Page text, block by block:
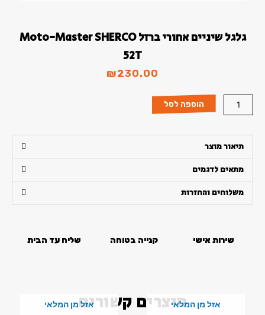
לאפס
כל
האפשרויות
cached
גלגל שיניים אחורי ברזל Moto-Master SHERCO
52T
₪230.00
כמות
של
אחורי
ברזל
Master
SHERCO
הוספה לסל
תיאור מוצר
מתאים לדגמים
משלוחים והחזרות
שירות אישי קנייה בטוחה שליח עד הבית
מוצרים קשוריםאזל מן המלאי אזל מן המלאי